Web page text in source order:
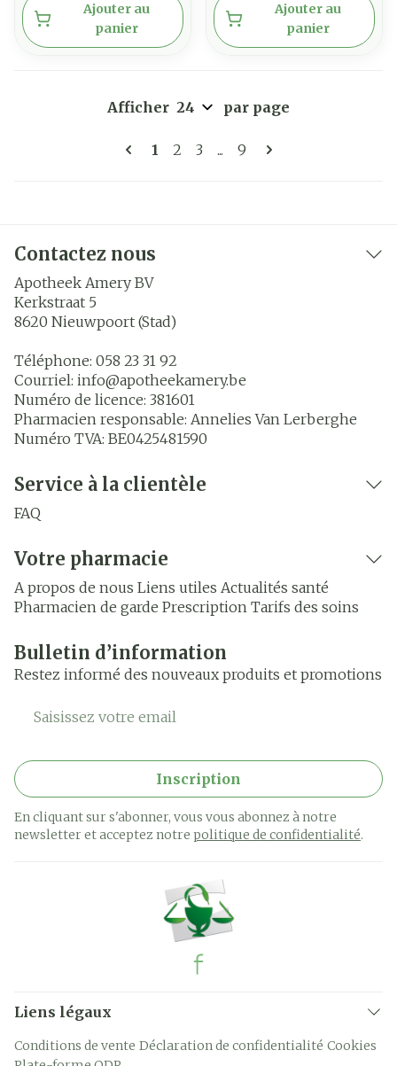
Ajouter au
panier
Ajouter au
panier
Pages
Vous lisez actuellement la page
1 Page
2 Page
3 ... Page
9
Afficher par page
Contactez nous
Apotheek Amery BV
Kerkstraat 5
8620 Nieuwpoort (Stad)
Téléphone: 058 23 31 92
Courriel: info@apotheekamery.be
Numéro de licence: 381601
Pharmacien responsable: Annelies Van Lerberghe
Numéro TVA: BE0425481590
Service à la clientèle
FAQ
Votre pharmacie
A propos de nous Liens utiles Actualités santé
Pharmacien de garde Prescription Tarifs des soins
Bulletin d’information
Restez informé des nouveaux produits et promotions
Adresse mail
Inscription
En cliquant sur s'abonner, vous vous abonnez à notre
newsletter et acceptez notre politique de confidentialité.
Liens légaux
Conditions de vente Déclaration de confidentialité Cookies